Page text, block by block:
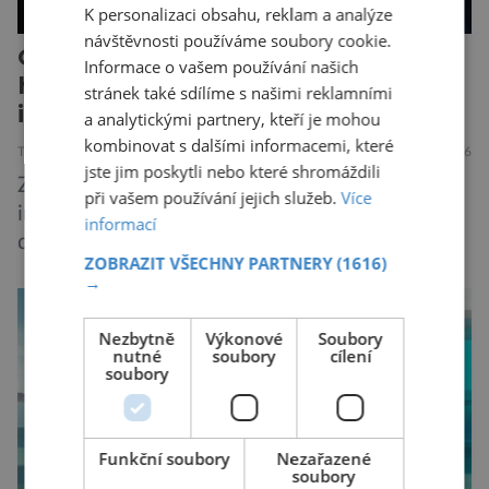
Odborníci varují před novou
hrozbou poháněnou umělou
inteligencí
TECHNIKA VESMÍR 19.7.2026
Způsob, jakým způsobem tvůrci umělé
inteligence mění svět ze dne na den, nemá v
dějinách lidstva obdoby. Avšak, zatímco většina
pozornosti se soustředí na chatboty,
bezpečnostní experti upozorňují na mnohem
méně nápadné riziko. Podle některých
odborníků by už během příštích dvou let mohly
pokročilé systémy AI výrazně usnadnit
kybernetické útoky […]
K personalizaci obsahu, reklam a analýze
návštěvnosti používáme soubory cookie.
Informace o vašem používání našich
stránek také sdílíme s našimi reklamními
a analytickými partnery, kteří je mohou
kombinovat s dalšími informacemi, které
jste jim poskytli nebo které shromáždili
při vašem používání jejich služeb.Více
informací
ZOBRAZIT VŠECHNY PARTNERY(1616)
→
Nezbytně
nutné
soubory
Výkonové
soubory
Soubory
cílení
Funkční soubory
Nezařazené
soubory